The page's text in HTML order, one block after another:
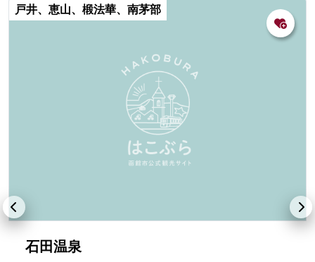
戸井、恵山、椴法華、南茅部
石田温泉